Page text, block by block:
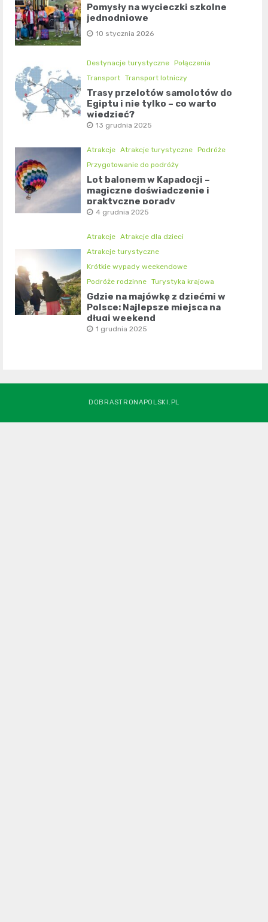
Pomysły na wycieczki szkolne
jednodniowe
10 stycznia 2026
Destynacje turystyczne Połączenia
Transport Transport lotniczy
Trasy przelotów samolotów do
Egiptu i nie tylko – co warto
wiedzieć?
13 grudnia 2025
Atrakcje Atrakcje turystyczne Podróże
Przygotowanie do podróży
Lot balonem w Kapadocji –
magiczne doświadczenie i
praktyczne porady
4 grudnia 2025
Atrakcje Atrakcje dla dzieci
Atrakcje turystyczne
Krótkie wypady weekendowe
Podróże rodzinne Turystyka krajowa
Gdzie na majówkę z dziećmi w
Polsce: Najlepsze miejsca na
długi weekend
1 grudnia 2025
DOBRASTRONAPOLSKI.PL